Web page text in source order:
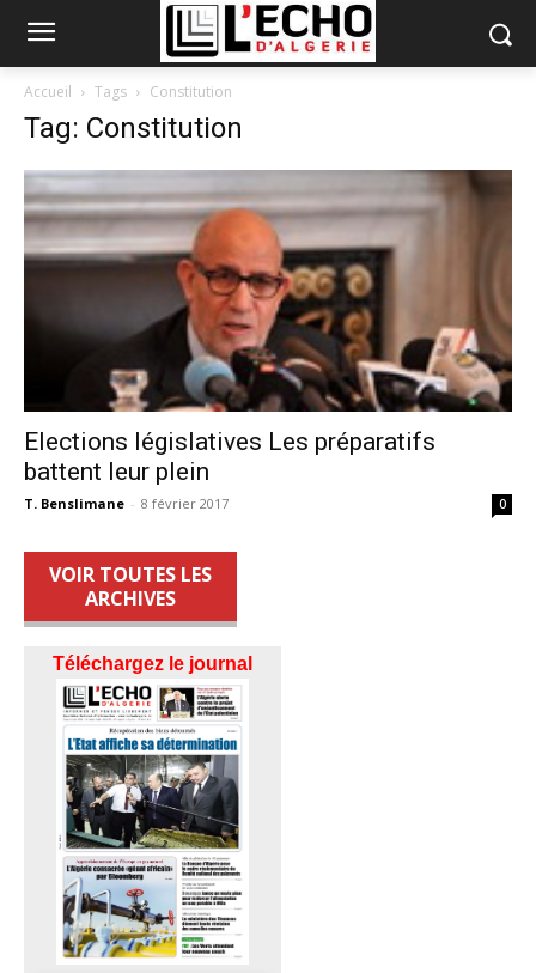
Accueil Tags Constitution
Tag: Constitution
Elections législatives Les préparatifs
battent leur plein
T. Benslimane - 8 février 2017 0
VOIR TOUTES LES
ARCHIVES